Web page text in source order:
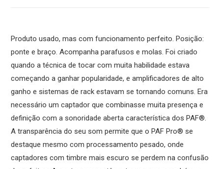
Produto usado, mas com funcionamento perfeito. Posição:
ponte e braço. Acompanha parafusos e molas. Foi criado
quando a técnica de tocar com muita habilidade estava
começando a ganhar popularidade, e amplificadores de alto
ganho e sistemas de rack estavam se tornando comuns. Era
necessário um captador que combinasse muita presença e
definição com a sonoridade aberta característica dos PAF®.
A transparência do seu som permite que o PAF Pro® se
destaque mesmo com processamento pesado, onde
captadores com timbre mais escuro se perdem na confusão